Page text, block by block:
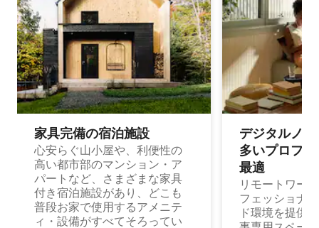
家具完備の宿⁠泊⁠施⁠設
心安らぐ山小屋や、利便性の
高い都市部のマンション・ア
パートなど、さまざまな家具
付き宿泊施設があり、どこも
普段お家で使用するアメニテ
ィ・設備がすべてそろってい
デジタルノ
多⁠いプ⁠ロ⁠フ⁠
最⁠適
リモートワー
フェッショナ
ド環境を提供